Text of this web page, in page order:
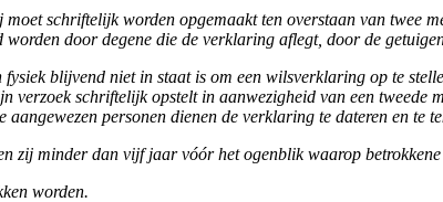
schriftelijk worden opgemaakt ten overstaan van twee
door degene die de verklaring aflegt, door de
blijvend niet in staat is om een wilsverklaring op te
verzoek schriftelijk opstelt in aanwezigheid van een
personen dienen de verklaring te dateren en te
zij minder dan vijf jaar vóór het ogenblik waarop
worden.